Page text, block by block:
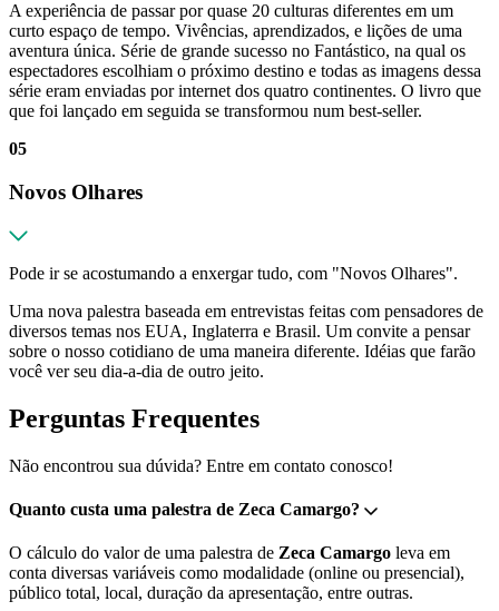
A experiência de passar por quase 20 culturas diferentes em um
curto espaço de tempo. Vivências, aprendizados, e lições de uma
aventura única. Série de grande sucesso no Fantástico, na qual os
espectadores escolhiam o próximo destino e todas as imagens dessa
série eram enviadas por internet dos quatro continentes. O livro que
que foi lançado em seguida se transformou num best-seller.
05
Novos Olhares
Pode ir se acostumando a enxergar tudo, com "Novos Olhares".
Uma nova palestra baseada em entrevistas feitas com pensadores de
diversos temas nos EUA, Inglaterra e Brasil. Um convite a pensar
sobre o nosso cotidiano de uma maneira diferente. Idéias que farão
você ver seu dia-a-dia de outro jeito.
Perguntas Frequentes
Não encontrou sua dúvida? Entre em contato conosco!
Quanto custa uma palestra de Zeca Camargo?
O cálculo do valor de uma palestra de Zeca Camargo leva em
conta diversas variáveis como modalidade (online ou presencial),
público total, local, duração da apresentação, entre outras.